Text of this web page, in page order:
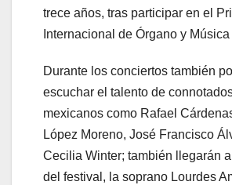
trece años, tras participar en el
Internacional de Órgano y
Durante los conciertos también
escuchar el talento de
mexicanos como Rafael
López Moreno, José Francisco
Cecilia Winter; también llegarán
del festival, la soprano Lourdes